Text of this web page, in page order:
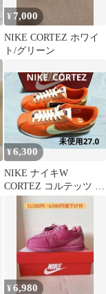
¥ 7,000
NIKE CORTEZ ホワイ
ト/グリーン
¥6,300
NIKE ナイキW
CORTEZ コルテッツ オ
¥6,980